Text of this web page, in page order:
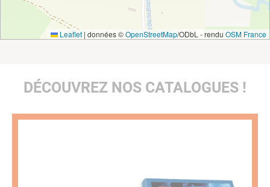
Leaflet | données ©OpenStreetMap/ODbL - rendu OSM France
DÉCOUVREZ NOS CATALOGUES !